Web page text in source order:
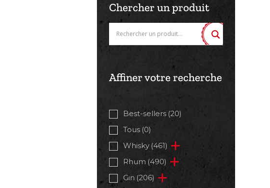
Chercher un produit
Affiner votre recherche
Best-sellers (20)
Tous (0)
Whisky (461)
Rhum (490)
Gin (206)